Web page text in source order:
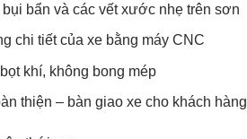
bẩn và các vết xước nhẹ trên sơn
chi tiết của xe bằng máy CNC
khí, không bong mép
thiện – bàn giao xe cho khách hàng